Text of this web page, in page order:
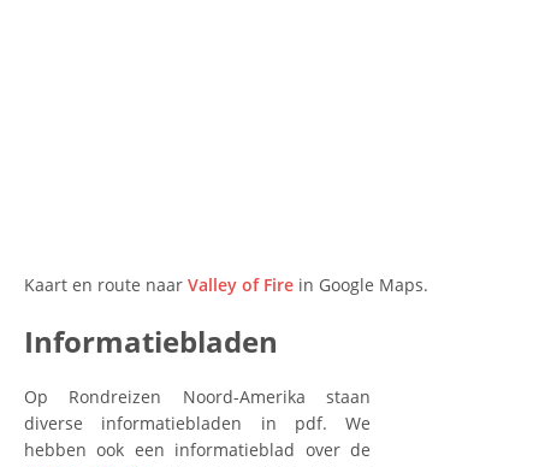
Kaart en route naar Valley of Fire in Google Maps.
Informatiebladen
Op Rondreizen Noord-Amerika staan
diverse informatiebladen in pdf. We
hebben ook een informatieblad over de